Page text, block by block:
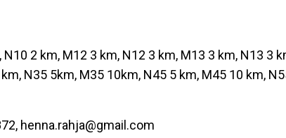
2 km, M12 3 km, N12 3 km, M13 3 km, N13 3
N35 5km, M35 10km, N45 5 km, M45 10 km,
henna.rahja@gmail.com